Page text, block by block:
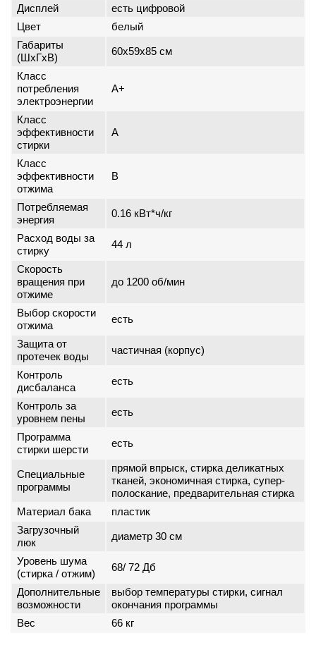
Дисплей
есть цифровой
Цвет
белый
Габариты
(ШxГxВ)
60x59x85 см
Класс
потребления
электроэнергии
A+
Класс
эффективности
стирки
A
Класс
эффективности
отжима
B
Потребляемая
энергия
0.16 кВт*ч/кг
Расход воды за
стирку
44 л
Скорость
вращения при
отжиме
до 1200 об/мин
Выбор скорости
отжима
есть
Защита от
протечек воды
частичная (корпус)
Контроль
дисбаланса
есть
Контроль за
уровнем пены
есть
Программа
стирки шерсти
есть
Специальные
программы
прямой впрыск, стирка деликатных
тканей, экономичная стирка, супер-
полоскание, предварительная стирка
Материал бака
пластик
Загрузочный
люк
диаметр 30 см
Уровень шума
(стирка / отжим)
68/ 72 Дб
Дополнительные
возможности
выбор температуры стирки, сигнал
окончания программы
Вес
66 кг